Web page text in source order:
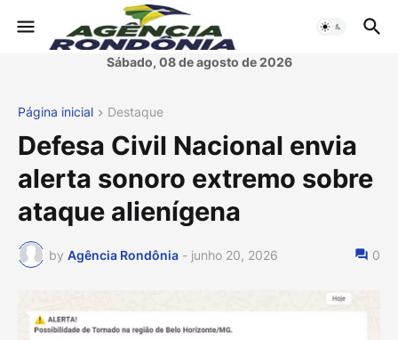
Sábado, 08 de agosto de 2026
Página inicial Destaque
Defesa Civil Nacional envia
alerta sonoro extremo sobre
ataque alienígena
by Agência Rondônia - junho 20, 2026 0